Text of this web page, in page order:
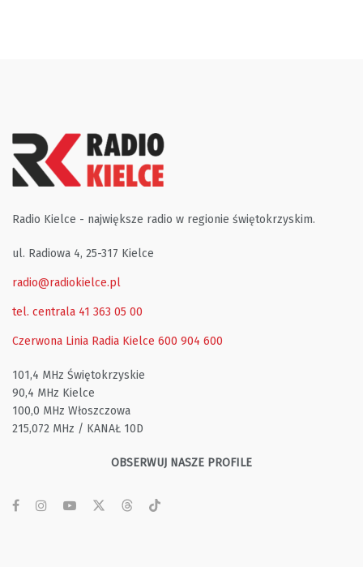
Radio Kielce - największe radio w regionie świętokrzyskim.
ul. Radiowa 4, 25-317 Kielce
radio@radiokielce.pl
tel. centrala 41 363 05 00
Czerwona Linia Radia Kielce 600 904 600
101,4 MHz Świętokrzyskie
90,4 MHz Kielce
100,0 MHz Włoszczowa
215,072 MHz / KANAŁ 10D
OBSERWUJ NASZE PROFILE